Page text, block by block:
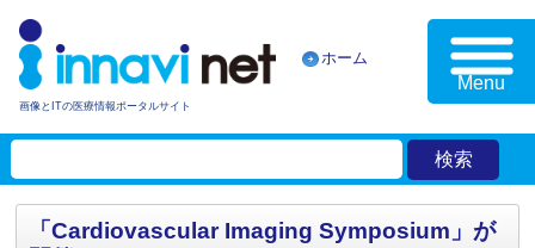
画像とITの医療情報ポータルサイト
ホーム
Menu
「Cardiovascular Imaging Symposium」が